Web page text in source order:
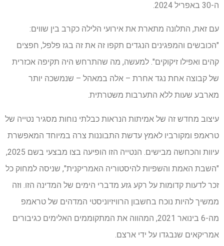
ה-30 באפריל 2024.
עם זאת, התלונה מתארת ​​את אירועי הלילה כקרב בין שווים:
"הכובשים והמפגינים הנגדים תקפו זה את זה בגז פלפל, חפצים
קהים ואפילו זיקוקים". למעשה, מה שהתרחש היה תקיפה אכזרית
של קבוצה אחת נגד אחרת – אלה במאהל – שנמשכה יותר
מארבע שעות ללא התערבות משטרתית.
עיצוב מחדש זה של אמיתות הנראות כבלתי נוחות מסגיר נטייה של
טראמפ ומקורביו לאמץ עדשת התבוננות צרה במיוחד המאפשרת
עיוות והכחשה מבישים. הנטייה הזו הופיעה בצו מבצעי בשם 2025,
"השבת האמת והשפיות להיסטוריה האמריקנית", שניסה למחוק כל
זכר לדעות קדומות על רקע גזע מדברי הימים של המדינה הזו. וזה
ממשיך להיות נוכח בחשבון הרוויזיוניסטי המדהים של טראמפ
מה-6 בינואר 2021, המהווה את המתקוממים האלימים כגיבורים
אמריקאים שנבגדו על ידי ארצם.